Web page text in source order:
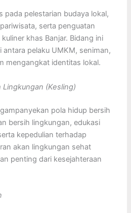
pada pelestarian budaya lokal,
serta penguatan
khas Banjar. Bidang ini
pelaku UMKM, seniman,
mengangkat identitas lokal.
Lingkungan (Kesling)
pola hidup bersih
bersih lingkungan, edukasi
kepedulian terhadap
akan lingkungan sehat
penting dari kesejahteraan